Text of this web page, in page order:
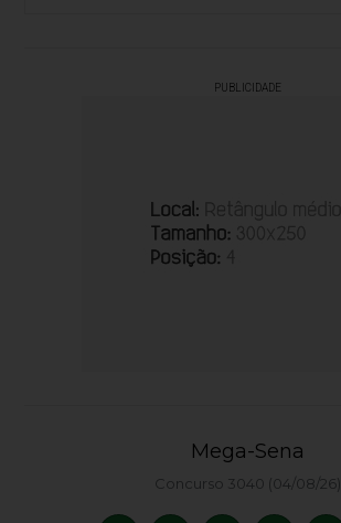
PUBLICIDADE
Mega-Sena
Concurso 3040 (04/08/26)